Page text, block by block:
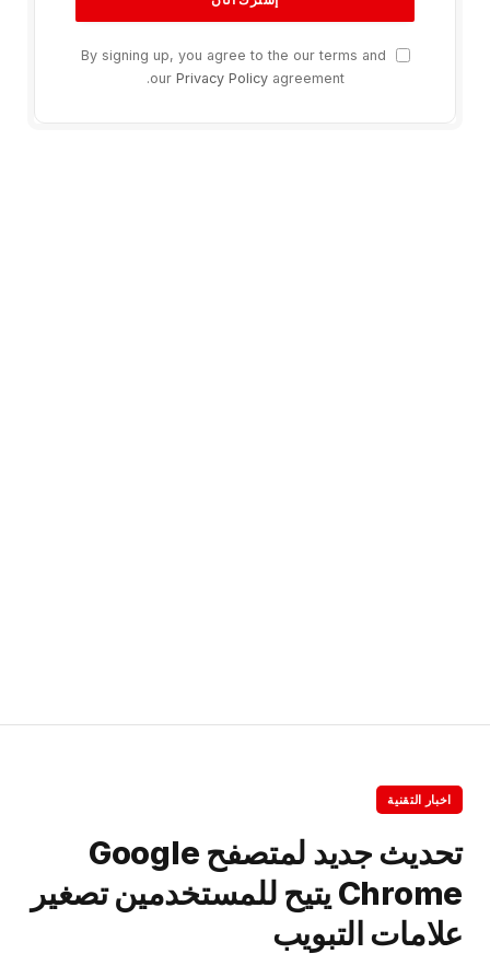
By signing up, you agree to the our terms and
our Privacy Policyagreement.
اخبار التقنية
تحديث جديد لمتصفح Google
Chrome يتيح للمستخدمين تصغير
علامات التبويب